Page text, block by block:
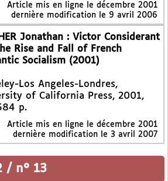
Article mis en ligne le décembre 2001
dernière modification le 9 avril 2006
Jonathan : Victor Considerant
Rise and Fall of French
Socialism (2001)
Los Angeles-Londres,
of California Press, 2001,
p.
Article mis en ligne le décembre 2001
dernière modification le 3 avril 2007
/ n° 13